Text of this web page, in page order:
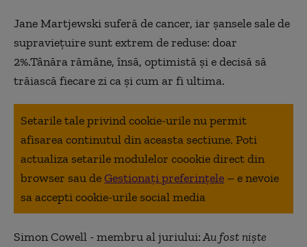
Jane Martjewski suferă de cancer, iar șansele sale de
supraviețuire sunt extrem de reduse: doar
2%.Tânăra rămâne, însă, optimistă și e decisă să
trăiască fiecare zi ca și cum ar fi ultima.
Setarile tale privind cookie-urile nu permit
afisarea continutul din aceasta sectiune. Poti
actualiza setarile modulelor coookie direct din
browser sau deGestionați preferințele – e nevoie
sa accepti cookie-urile social media
Simon Cowell - membru al juriului:Au fost niște